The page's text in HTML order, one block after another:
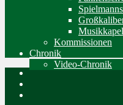
Kommissionen
Chronik
Video-Chronik